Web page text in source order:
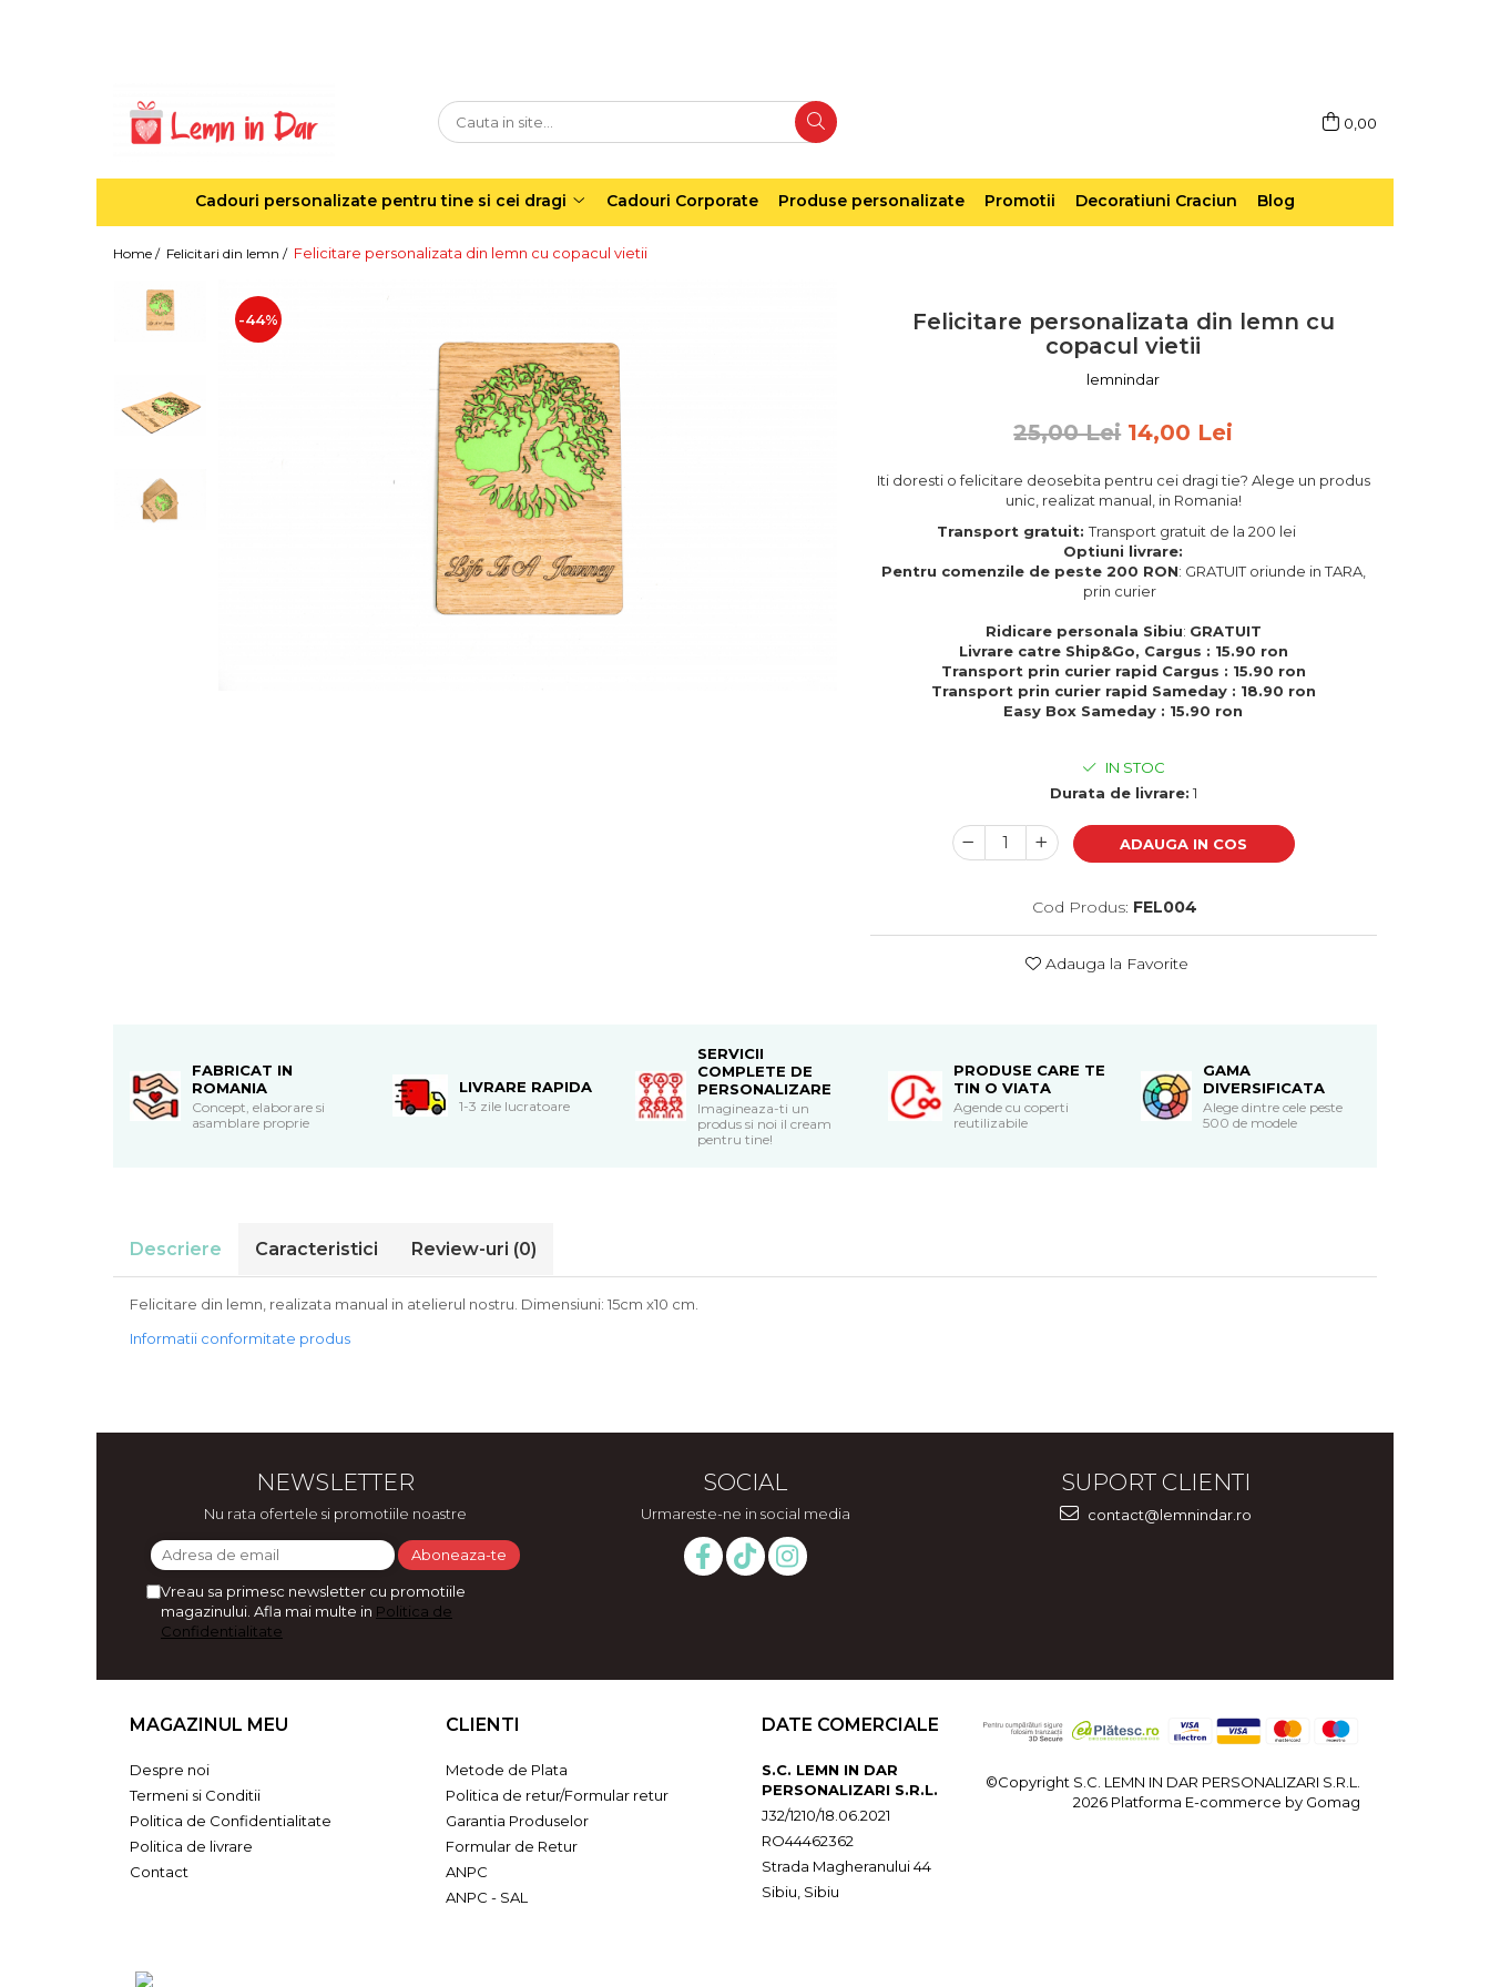
Agende din lemn
Decoratiuni cu lumina
Decoratiuni pentru cei dragi
Magneti de Craciun
Cadouri personalizate pentru
Cadouri pentru EA
Cadouri pentru iubit
Cadouri pentru mama
Cadouri personalizate pentru nasi
Ateliere - planse cu nisip colorat
0,00
Cadouri personalizate pentru tine si cei dragi Cadouri Corporate Produse personalizate Promotii Decoratiuni Craciun Blog
Home / Felicitari din lemn / Felicitare personalizata din lemn cu copacul vietii
Felicitare personalizata din lemn cu
copacul vietii
lemnindar
-44%
25,00 Lei 14,00 Lei
Iti doresti o felicitare deosebita pentru cei dragi tie? Alege un produs
unic, realizat manual, in Romania!
Transport gratuit:Transport gratuit de la 200 lei
Optiuni livrare:
Pentru comenzile de peste 200 RON: GRATUIT oriunde in TARA,
prin curier
Ridicare personala Sibiu: GRATUIT
Livrare catre Ship&Go, Cargus : 15.90 ron
Transport prin curier rapid Cargus : 15.90 ron
Transport prin curier rapid Sameday : 18.90 ron
Easy Box Sameday : 15.90 ron
IN STOC
Durata de livrare: 1
ADAUGA IN COS
Cod Produs: FEL004
Adauga la Favorite
FABRICAT IN
ROMANIA
Concept, elaborare si
asamblare proprie
LIVRARE RAPIDA
1-3 zile lucratoare
SERVICII
COMPLETE DE
PERSONALIZARE
Imagineaza-ti un
produs si noi il cream
pentru tine!
PRODUSE CARE TE
TIN O VIATA
Agende cu coperti
reutilizabile
GAMA
DIVERSIFICATA
Alege dintre cele peste
500 de modele
Descriere Caracteristici Review-uri (0)
Felicitare din lemn, realizata manual in atelierul nostru. Dimensiuni: 15cm x10 cm.
Informatii conformitate produs
NEWSLETTER
Nu rata ofertele si promotiile noastre
Vreau sa primesc newsletter cu promotiile
magazinului. Afla mai multe in Politica de
Confidentialitate
SOCIAL
Urmareste-ne in social media
SUPORT CLIENTI
contact@lemnindar.ro
MAGAZINUL MEU
Despre noi
Termeni si Conditii
Politica de Confidentialitate
Politica de livrare
Contact
CLIENTI
Metode de Plata
Politica de retur/Formular retur
Garantia Produselor
Formular de Retur
ANPC
ANPC - SAL
DATE COMERCIALE
S.C. LEMN IN DAR
PERSONALIZARI S.R.L.
J32/1210/18.06.2021
RO44462362
Strada Magheranului 44
Sibiu, Sibiu
©Copyright S.C. LEMN IN DAR PERSONALIZARI S.R.L.
2026 Platforma E-commerce by Gomag